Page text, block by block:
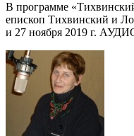
В программе
епископ Тихвинский и
и 27 ноября 2019 г.